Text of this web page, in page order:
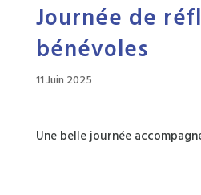
Journée de
bénévoles
11 Juin 2025
Une belle journée